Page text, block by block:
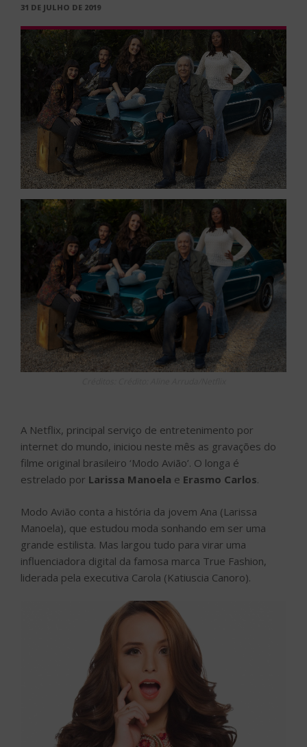
PUBLICADO
31 DE JULHO DE 2019
A Netflix, principal serviço de entretenimento por
internet do mundo, iniciou neste mês as gravações do
filme original brasileiro ‘Modo Avião’. O longa é
estrelado por Larissa Manoela e Erasmo Carlos.
Modo Avião conta a história da jovem Ana (Larissa
Manoela), que estudou moda sonhando em ser uma
grande estilista. Mas largou tudo para virar uma
influenciadora digital da famosa marca True Fashion,
liderada pela executiva Carola (Katiuscia Canoro).